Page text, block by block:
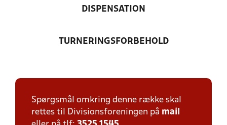
DISPENSATION
TURNERINGSFORBEHOLD
Spørgsmål omkring denne række skal
rettes til Divisionsforeningen på mail